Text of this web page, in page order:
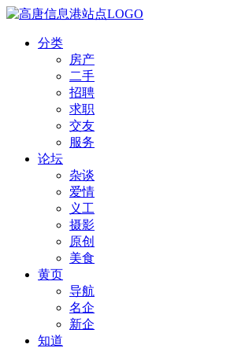
分类
房产
二手
招聘
求职
交友
服务
论坛
杂谈
爱情
义工
摄影
原创
美食
黄页
导航
名企
新企
知道